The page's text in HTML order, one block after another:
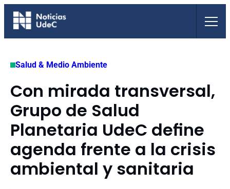
Saltar
Salud & Medio Ambiente
Con mirada transversal,
Grupo de Salud
Planetaria UdeC define
agenda frente a la crisis
ambiental y sanitaria